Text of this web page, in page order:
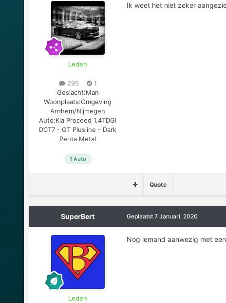
Leden
295
1
Geslacht:Man
Woonplaats:Omgeving
Arnhem/Nijmegen
Auto:Kia Proceed 1.4TDGI
DCT7 - GT Plusline - Dark
Penta Metal
1 Auto
Ik weet het niet zeker
Quote
SuperBert
Leden
Geplaatst 7 Januari, 2020
Nog iemand aanwezig met